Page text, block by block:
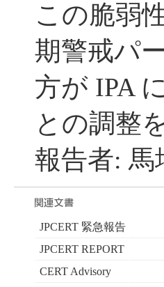
この脆弱
期警戒パ
方が IPA
との調整
報告者: 馬
JPCERT 緊急報告
JPCERT REPORT
CERT Advisory